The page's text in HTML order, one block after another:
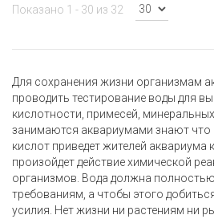
Показано 1 - 30 из 32
Для сохранения жизни организмам
проводить тестирование воды для
кислотности, примесей,
занимаются аквариумами знают
кислот приведет жителей аквариума
произойдет действие химической
организмов. Вода должна
требованиям, а чтобы этого
усилия. Нет жизни ни растениям ни